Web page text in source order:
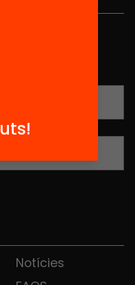
Equitat. Rep
per millorar la
Notícies